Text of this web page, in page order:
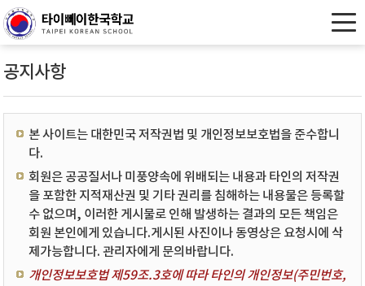
공지사항
본 사이트는 대한민국 저작권법 및 개인정보보호법을 준수합니
다.
회원은 공공질서나 미풍양속에 위배되는 내용과 타인의 저작권
을 포함한 지적재산권 및 기타 권리를 침해하는 내용물은 등록할
수 없으며, 이러한 게시물로 인해 발생하는 결과의 모든 책임은
회원 본인에게 있습니다.게시된 사진이나 동영상은 요청시에 삭
제가능합니다. 관리자에게 문의바랍니다.
개인정보보호법 제59조.3호에 따라 타인의 개인정보(주민번호,